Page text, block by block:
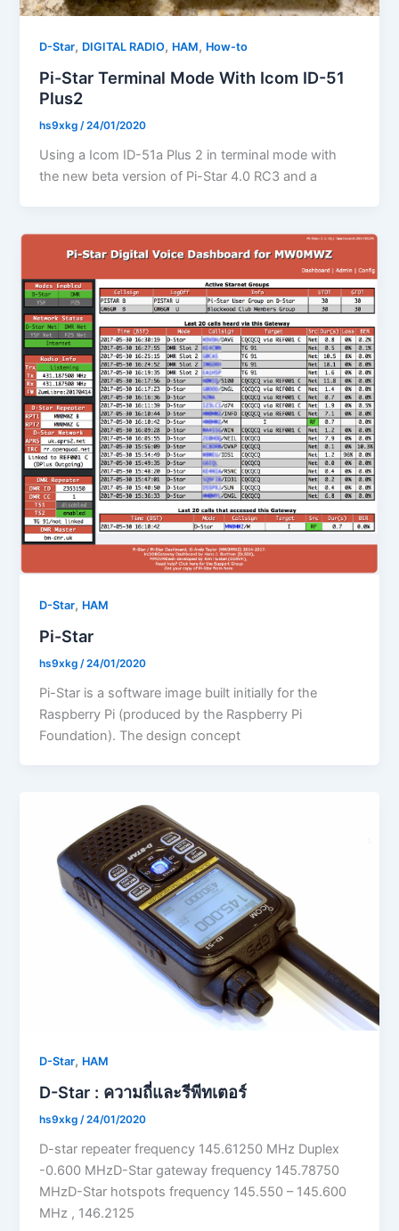
D-Star, DIGITAL RADIO, HAM, How-to
Pi-Star Terminal Mode With Icom ID-51
Plus2
hs9xkg /24/01/2020
Using a Icom ID-51a Plus 2 in terminal mode with
the new beta version of Pi-Star 4.0 RC3 and a
D-Star, HAM
Pi-Star
hs9xkg /24/01/2020
Pi-Star is a software image built initially for the
Raspberry Pi (produced by the Raspberry Pi
Foundation). The design concept
D-Star, HAM
D-Star : ความถี่และรีพีทเตอร์
hs9xkg/24/01/2020
D-star repeater frequency 145.61250 MHz Duplex
-0.600 MHzD-Star gateway frequency 145.78750
MHzD-Star hotspots frequency 145.550 – 145.600
MHz , 146.2125